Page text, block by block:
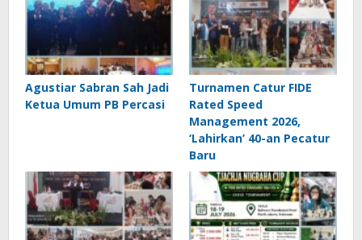
Agustiar Sabran Sah Jadi
Ketua Umum PB Percasi
Turnamen Catur FIDE
Rated Speed
Management 2026,
‘Lahirkan’ 40-an Pecatur
Baru